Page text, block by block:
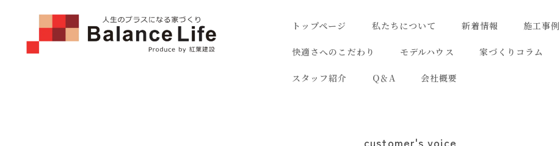
トップページ 私たちについて 新着情報 施工事例
快適さへのこだわり モデルハウス 家づくりコラム
スタッフ紹介 Q＆A 会社概要
customer's voice